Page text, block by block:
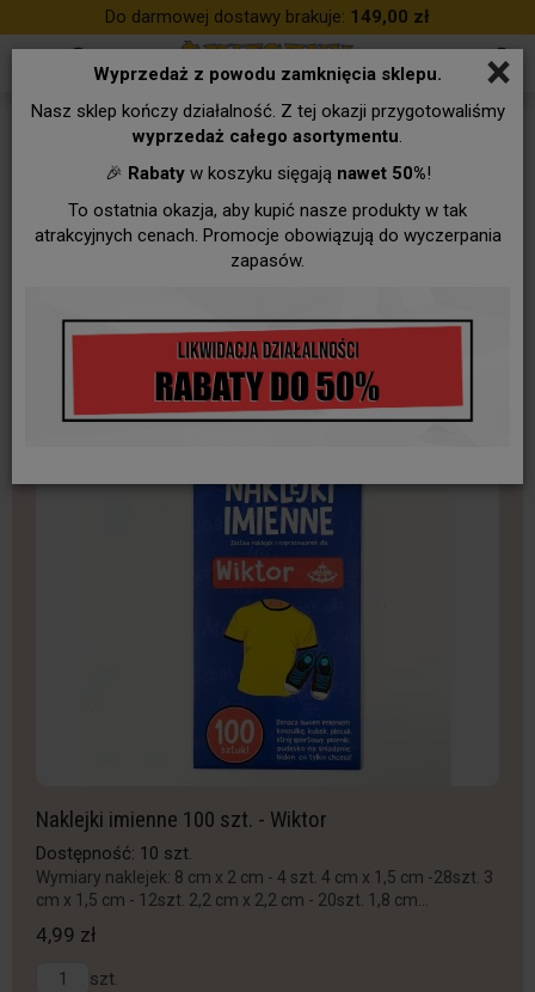
×
Wyprzedaż z powodu zamknięcia sklepu.
Nasz sklep kończy działalność. Z tej okazji przygotowaliśmy
wyprzedaż całego asortymentu.
🎉 Rabatyw koszyku sięgają nawet 50%!
To ostatnia okazja, aby kupić nasze produkty w tak
atrakcyjnych cenach. Promocje obowiązują do wyczerpania
zapasów.
Do darmowej dostawy brakuje: 149,00 zł
Nowości
Naklejki imienne 100 szt. - Wiktor
Dostępność: 10 szt.
Wymiary naklejek: 8 cm x 2 cm - 4 szt. 4 cm x 1,5 cm -28szt. 3
cm x 1,5 cm - 12szt. 2,2 cm x 2,2 cm - 20szt. 1,8 cm...
4,99 zł
szt.